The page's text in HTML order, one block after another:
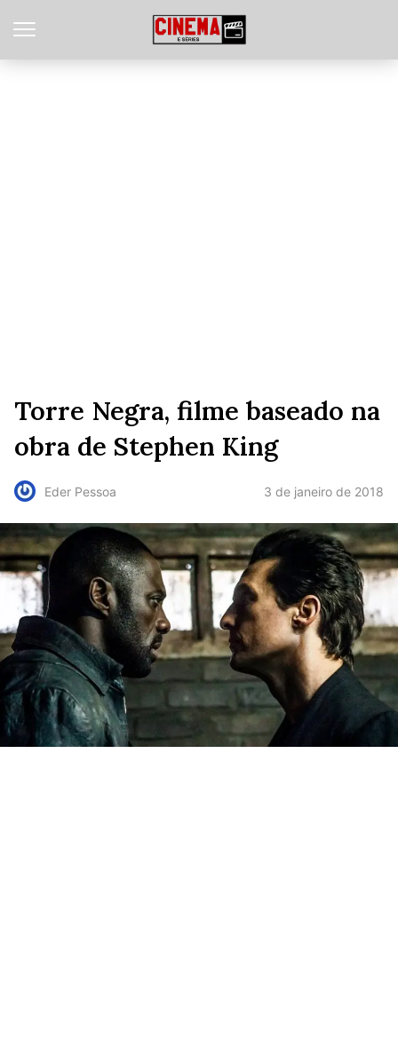
Torre Negra, filme baseado na
obra de Stephen King
Eder Pessoa 3 de janeiro de 2018